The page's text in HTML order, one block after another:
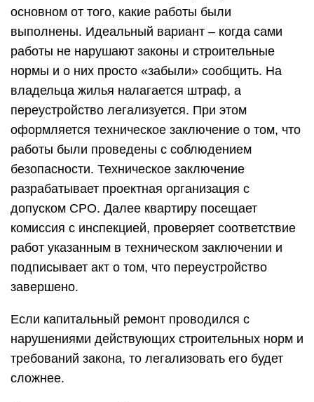
основном от того, какие работы были
выполнены. Идеальный вариант – когда сами
работы не нарушают законы и строительные
нормы и о них просто «забыли» сообщить. На
владельца жилья налагается штраф, а
переустройство легализуется. При этом
оформляется техническое заключение о том, что
работы были проведены с соблюдением
безопасности. Техническое заключение
разрабатывает проектная организация с
допуском СРО. Далее квартиру посещает
комиссия с инспекцией, проверяет соответствие
работ указанным в техническом заключении и
подписывает акт о том, что переустройство
завершено.
Если капитальный ремонт проводился с
нарушениями действующих строительных норм и
требований закона, то легализовать его будет
сложнее.